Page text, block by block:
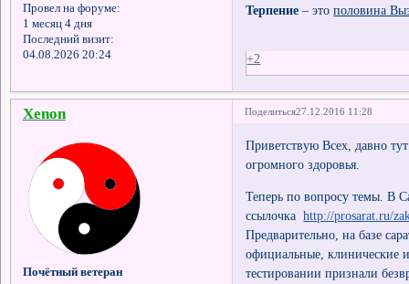
Провел на форуме:
1 месяц 4 дня
Последний визит:
04.08.2026 20:24
Терпение – этополовина
+2
Поделиться27.12.2016 11:28
Xenon
Почётный ветеран
Приветствую Всех, давно
огромного здоровья.
Теперь по вопросу темы. В
ссылочкаhttp://prosarat.ru/
Предварительно, на базе
официальные, клинические
тестировании признали